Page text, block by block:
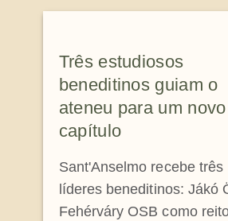
Três estudiosos
beneditinos guiam o
ateneu para um novo
capítulo
Sant'Anselmo recebe três
líderes beneditinos: Jákó
Fehérváry OSB como